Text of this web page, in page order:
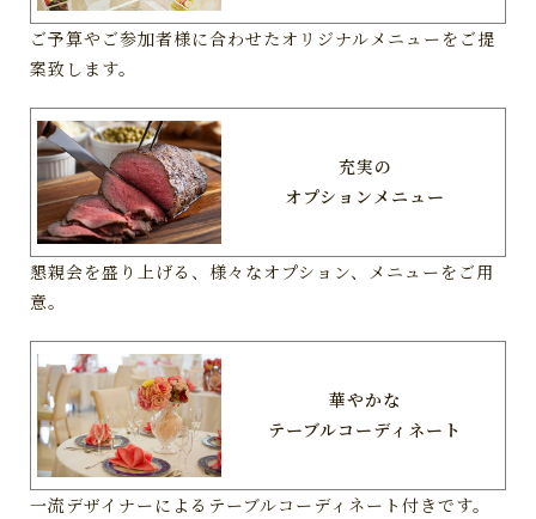
ご予算やご参加者様に合わせたオリジナルメニューをご提
案致します。
充実の
オプションメニュー
懇親会を盛り上げる、様々なオプション、メニューをご用
意。
華やかな
テーブルコーディネート
一流デザイナーによるテーブルコーディネート付きです。